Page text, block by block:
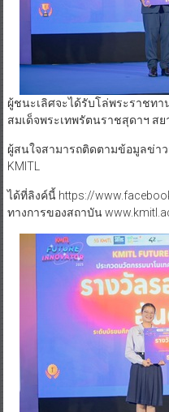
ผู้ชนะเลิศจะได้รับโล่พระราชทา
สมเด็จพระเทพรัตนราชสุดาฯ ส
ผู้สนใจสามารถติดตามข้อมูลข่าว
KMITL
ได้ที่ลิงค์นี้ https://
ทางการของสถาบัน